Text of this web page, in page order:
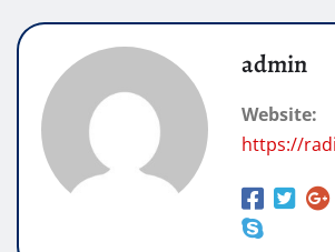
admin
Website:
https://